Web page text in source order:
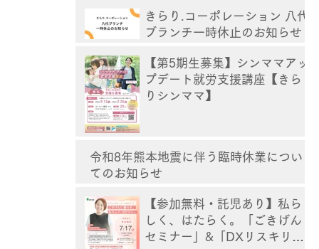
きらり.コーポレーション 八代
ブランチ一時休止のお知らせ
【第5期生募集】シンママアッ
プデート就労支援講座【きら
りシンママ】
令和8年熊本地震に伴う臨時休業につい
てのお知らせ
【参加無料・託児あり】私ら
しく、はたらく。「ごきげん
セミナー」&「DXリスキリン